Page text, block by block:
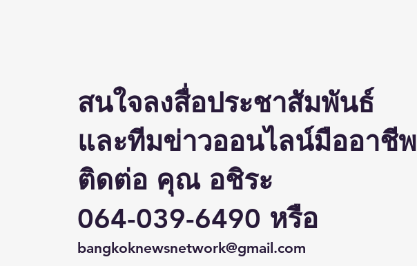
สนใจลงสื่อประชาสัมพันธ์
และทีมข่าวออนไลน์มืออาชีพ
ติดต่อ คุณ อชิระ
064-039-6490 หรือ
bangkoknewsnetwork@gmail.com